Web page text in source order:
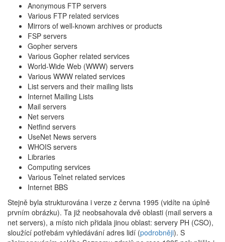
Anonymous FTP servers
Various FTP related services
Mirrors of well-known archives or products
FSP servers
Gopher servers
Various Gopher related services
World-Wide Web (WWW) servers
Various WWW related services
List servers and their mailing lists
Internet Mailing Lists
Mail servers
Net servers
Netfind servers
UseNet News servers
WHOIS servers
Libraries
Computing services
Various Telnet related services
Internet BBS
Stejně byla strukturována i verze z června 1995 (vidíte na úplně
prvním obrázku). Ta již neobsahovala dvě oblasti (mail servers a
net servers), a místo nich přidala jinou oblast: servery PH (CSO),
sloužící potřebám vyhledávání adres lidí (podrobněji). S